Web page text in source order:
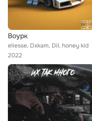
Воурк
eliesse, Dxkam, DiI, honey kid
2022